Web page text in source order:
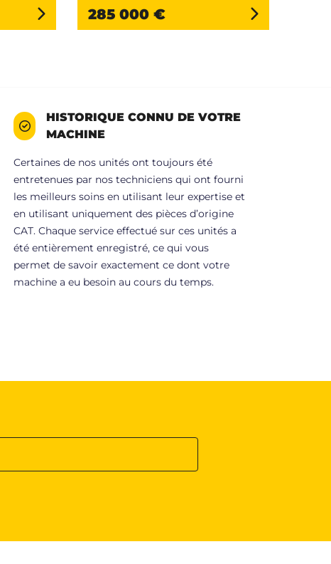
285 000 €
HISTORIQUE CONNU DE VOTRE
MACHINE
Certaines de nos unités ont toujours été
entretenues par nos techniciens qui ont fourni
les meilleurs soins en utilisant leur expertise et
en utilisant uniquement des pièces d’origine
CAT. Chaque service effectué sur ces unités a
été entièrement enregistré, ce qui vous
permet de savoir exactement ce dont votre
machine a eu besoin au cours du temps.